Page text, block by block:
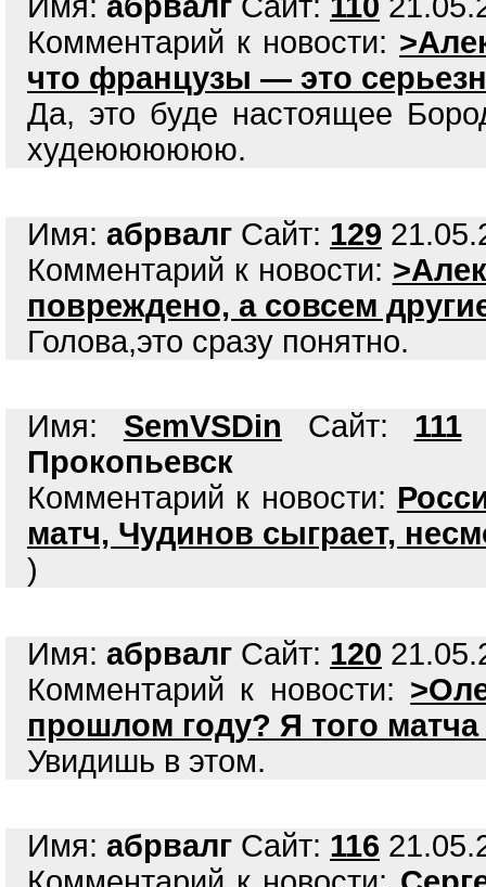
Комментарий к новости:
что французы — это
Да, это буде настоящее
худеюююююю.
Имя: абрвалг Сайт: 129
Комментарий к новости:
повреждено, а совсем
Голова,это сразу понятно.
Имя: SemVSDin Сайт: 111
Прокопьевск
Комментарий к новости:
матч, Чудинов сыграет,
)
Имя: абрвалг Сайт: 120
Комментарий к новости:
прошлом году? Я того
Увидишь в этом.
Имя: абрвалг Сайт: 116